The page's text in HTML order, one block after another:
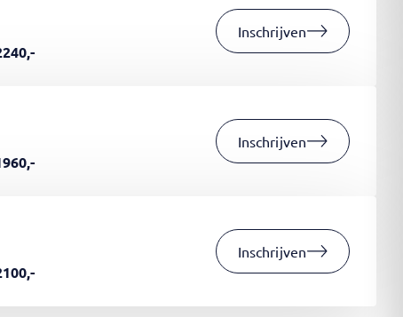
Inschrijven
Inschrijven
Inschrijven